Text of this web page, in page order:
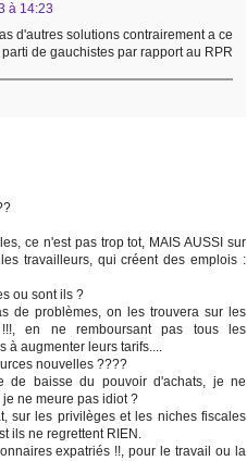
à 14:23
d'autres solutions contrairement a ce
de gauchistes par rapport au RPR
ce n'est pas trop tot, MAIS AUSSI sur
travailleurs, qui créent des emplois :
ou sont ils ?
de problèmes, on les trouvera sur les
en ne remboursant pas tous les
à augmenter leurs tarifs....
nouvelles ????
de baisse du pouvoir d'achats, je ne
ne meure pas idiot ?
sur les privilèges et les niches fiscales
ils ne regrettent RIEN.
expatriés !!, pour le travail ou la